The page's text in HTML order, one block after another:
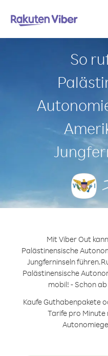
So
Mit Viber Out
Palästinensische
Jungferninseln führen.
Palästinensische
mobil! - Schon
Kaufe Guthabenpakete
Tarife pro Minute